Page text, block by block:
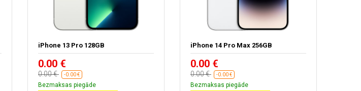
iPhone 13 Pro 128GB
0.00 €
0.00 € -0.00 €
Bezmaksas piegāde
iPhone 14 Pro Max 256GB
0.00 €
0.00 € -0.00 €
Bezmaksas piegāde